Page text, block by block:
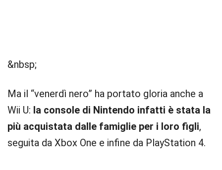
&nbsp;
Ma il “venerdì nero” ha portato gloria anche a
Wii U: la console di Nintendo infatti è stata la
più acquistata dalle famiglie per i loro figli,
seguita da Xbox One e infine da PlayStation 4.